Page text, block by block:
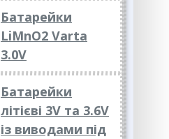
Батарейки
LiMnO2 Varta
3.0V
Батарейки
літієві 3V та 3.6V
із виводами під